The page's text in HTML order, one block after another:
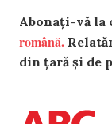
Abonați-vă la
română.
din țară și de